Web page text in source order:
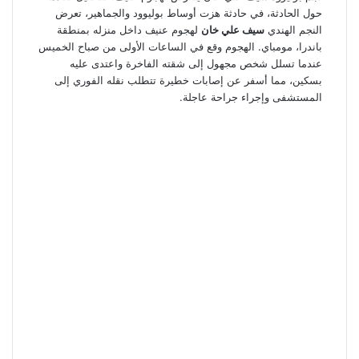
حول الحادثة، في حادثة هزت أوساط بوليوود والجماهير، تعرض
النجم الهندي سيف علي خان لهجوم عنيف داخل منزله بمنطقة
باندرا، مومباي. الهجوم وقع في الساعات الأولى من صباح الخميس
عندما تسلل شخص مجهول إلى شقته الفاخرة واعتدى عليه
بسكين، مما أسفر عن إصابات خطيرة تتطلب نقله الفوري إلى
المستشفى وإجراء جراحة عاجلة.